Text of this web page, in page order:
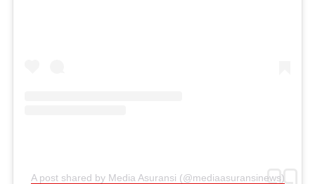
A post shared by Media Asuransi (@mediaasuransinews)